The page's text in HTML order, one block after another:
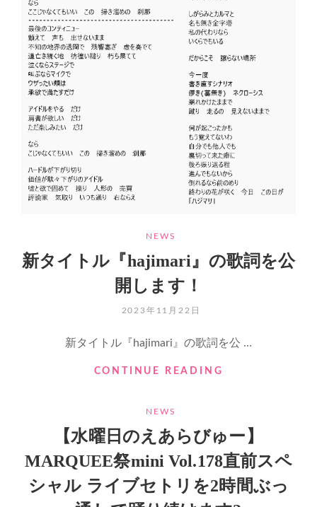
イ
ド
ル
秘
境
の
滝
行！！
全
編
公
CATEGORIES
NEWS
新タイトル『hajimari』の歌詞を公
開します！
POSTED
2023年11月22日
新タイトル『hajimari』の歌詞を公 …
CONTINUE READING
『HAJIMARI』
の
詞
を
CATEGORIES
NEWS
【水曜日のえあらびゅー】
MARQUEE祭mini Vol.178直前スペ
シャル ライブセトリを2時間ぶっ